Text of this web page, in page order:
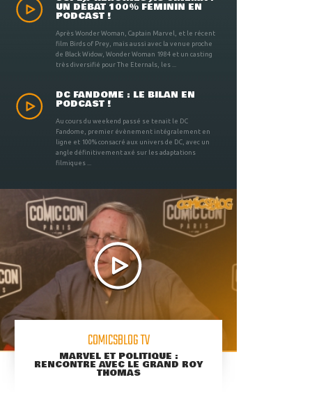
UN DÉBAT 100% FÉMININ EN
PODCAST !
Après Wonder Woman, Captain Marvel, et le récent
film Birds of Prey, mais aussi avec la venue proche
de Black Widow, Wonder Woman 1984 et un casting
très diversifié pour The Eternals, les ...
DC FANDOME : LE BILAN EN
PODCAST !
Au cours du weekend passé se tenait le DC
Fandome, premier évènement intégralement en
ligne et 100% consacré aux univers de DC, avec un
angle définitivement axé sur les adaptations
filmiques ...
COMICSBLOG TV
MARVEL ET POLITIQUE :
RENCONTRE AVEC LE GRAND ROY
THOMAS